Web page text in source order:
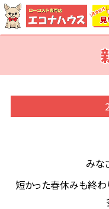
みな
短かった春休みも終わ